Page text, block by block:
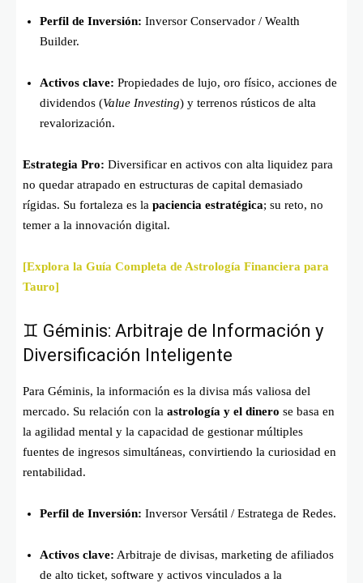
Perfil de Inversión: Inversor Conservador / Wealth
Builder.
Activos clave: Propiedades de lujo, oro físico, acciones de
dividendos (Value Investing) y terrenos rústicos de alta
revalorización.
Estrategia Pro: Diversificar en activos con alta liquidez para
no quedar atrapado en estructuras de capital demasiado
rígidas. Su fortaleza es la paciencia estratégica; su reto, no
temer a la innovación digital.
[Explora la Guía Completa de Astrología Financiera para
Tauro]
♊ Géminis: Arbitraje de Información y
Diversificación Inteligente
Para Géminis, la información es la divisa más valiosa del
mercado. Su relación con la astrología y el dinero se basa en
la agilidad mental y la capacidad de gestionar múltiples
fuentes de ingresos simultáneas, convirtiendo la curiosidad en
rentabilidad.
Perfil de Inversión: Inversor Versátil / Estratega de Redes.
Activos clave: Arbitraje de divisas, marketing de afiliados
de alto ticket, software y activos vinculados a la